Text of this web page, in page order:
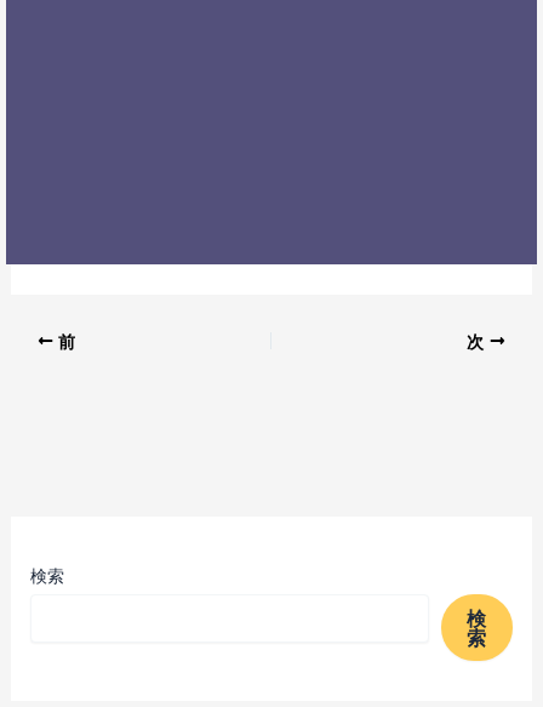
前 次
検索
検
索